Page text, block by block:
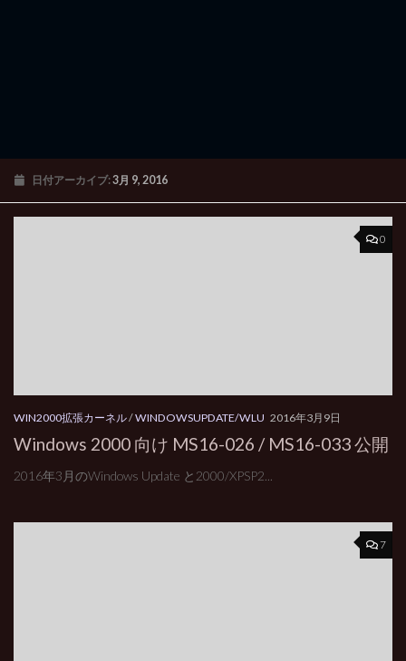
日付アーカイブ:3月 9, 2016
0
WIN2000拡張カーネル/WINDOWSUPDATE/WLU 2016年3月9日
Windows 2000 向け MS16-026 / MS16-033 公開
2016年3月のWindows Update と2000/XPSP2...
7